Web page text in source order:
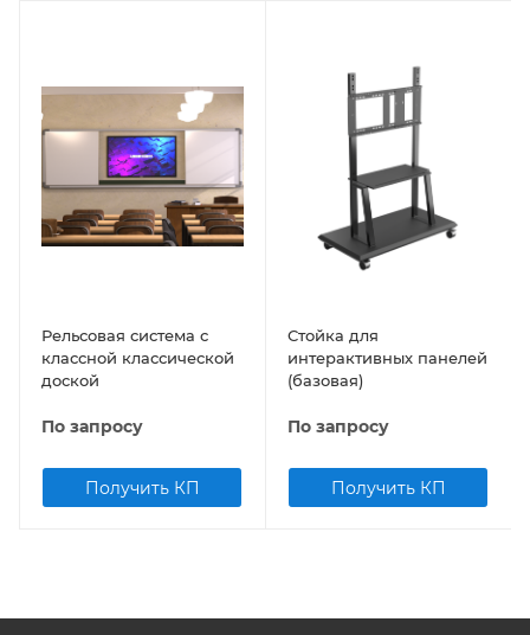
Рельсовая система с
классной классической
доской
По запросу
Получить КП
Стойка для
интерактивных панелей
(базовая)
По запросу
Получить КП